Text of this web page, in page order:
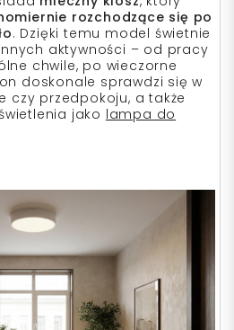
rozchodzące się po
. Dzięki temu model świetnie
aktywności – od pracy
chwile, po wieczorne
doskonale sprawdzi się w
czy przedpokoju, a także
jako lampa do